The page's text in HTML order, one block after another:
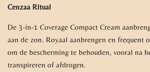
Cenzaa Ritual
De 3-in-1 Coverage Compact Cream
aan de zon. Royaal aanbrengen en frequent
om de bescherming te behouden, vooral na
transpireren of afdrogen.